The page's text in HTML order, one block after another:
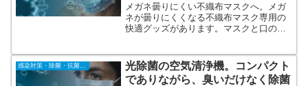
メガネ曇りにくい不織布マスクへ。メガ
ネが曇りにくくなる不織布マスク専用の
快適グッズがあります。マスクと口の間
す。マスクを3D立体型にして、マスク全
体、広い面積で呼吸ができる。
光除菌の空気清浄機。コンパクト
でありながら、臭いだけなく除菌